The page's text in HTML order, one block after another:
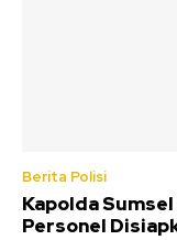
Berita Polisi
Kapolda
Personel